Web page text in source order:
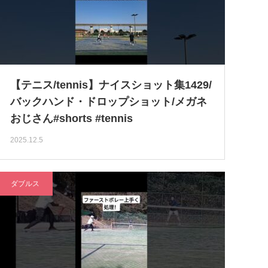
【テニス/tennis】ナイスショット集1429/
バックハンド・ドロップショット/メガネ
おじさん#shorts #tennis
2025.12.5
ダブルス